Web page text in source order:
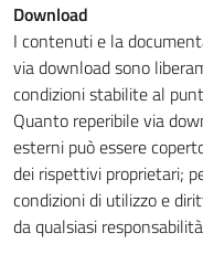
Download
I contenuti e la
via download sono
condizioni stabilite al
Quanto reperibile via
esterni può essere
dei rispettivi proprietari;
condizioni di utilizzo e
da qualsiasi